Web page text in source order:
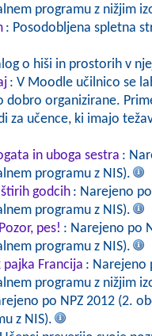
programu z nižjim
: Posodobljena spletna
o hiši in prostorih v
: V Moodle učilnico se
dobro organizirane.
za učence, ki imajo
in uboga sestra :
programu z NIS).
godcih : Narejeno
programu z NIS).
pes! : Narejeno po
programu z NIS).
Francija : Narejeno
programu z nižjim
po NPZ 2012 (2.
z NIS).